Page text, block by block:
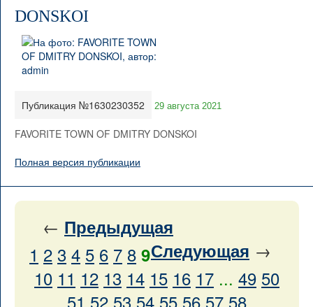
DONSKOI
Публикация №1630230352 29 августа 2021
FAVORITE TOWN OF DMITRY DONSKOI
Полная версия публикации
← Предыдущая
Следующая →
1 2 3 4 5 6 7 8 9
10 11 12 13 14 15 16 17 ... 49 50
51 52 53 54 55 56 57 58